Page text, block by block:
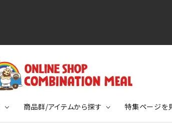
商品群/アイテムから探す 特集ページを